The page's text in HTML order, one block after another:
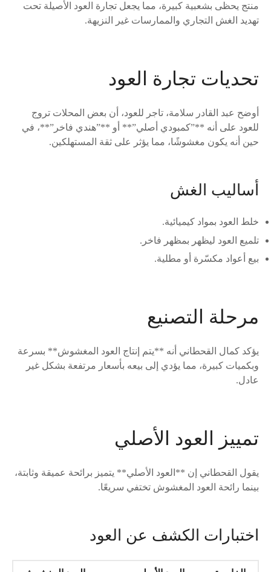
منتج يحظى بشعبية كبيرة، مما يجعل تجارة العود الأصيلة تحت
تهديد الغش التجاري والممارسات غير النزيهة.
تحديات تجارة العود
أوضح عبد القادر سلامة، تاجر للعود، أن بعض المحلات تروج
للعود على أنه **”كمبودي أصلي”** أو **”هندي فاخر”**، في
حين أنه يكون مغشوشًا، مما يؤثر على ثقة المستهلكين.
أساليب الغش
خلط العود بمواد كيميائية.
تلميع العود ليظهر بمظهر فاخر.
بيع أعواد مكسّرة أو مطلية.
مرحلة التصنيع
يؤكد كمال القحطاني أنه **يتم إنتاج العود المغشوش** بسرعة
وبكميات كبيرة، مما يؤدي إلى بيعه بأسعار مرتفعة بشكل غير
عادل.
تمييز العود الأصلي
يقول القحطاني إن **العود الأصلي** يتميز برائحة عميقة وثابتة،
بينما رائحة العود المغشوش تختفي سريعًا.
اختبارات الكشف عن العود